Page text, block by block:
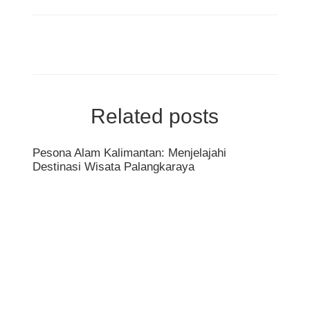
Related posts
Pesona Alam Kalimantan: Menjelajahi
Destinasi Wisata Palangkaraya